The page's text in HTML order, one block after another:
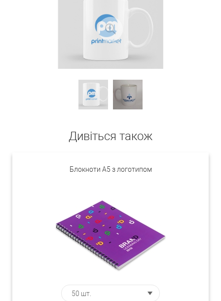
Дивіться також
Блокноти А5 з логотипом